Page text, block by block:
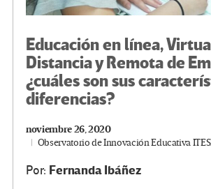
Educación en línea,
Distancia y Remota de
¿cuáles son sus
diferencias?
noviembre 26, 2020
Observatorio de Innovación Educativa
Por: Fernanda Ibáñez